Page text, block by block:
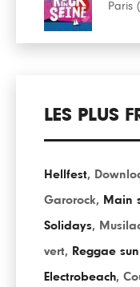
Paris
LES PLUS
Hellfest,
Garorock, Main
Solidays,
vert, Reggae
Electrobeach,